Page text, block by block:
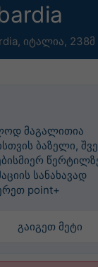
, იტალია,
მაგალითია
ბაზელი,
სანახავად
point+
გაიგეთ მეტი